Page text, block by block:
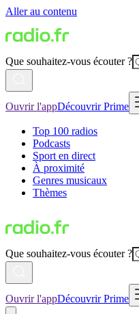
Aller au contenu
Que souhaitez-vous écouter ?
Ouvrir l'appDécouvrir Prime
Top 100 radios
Podcasts
Sport en direct
À proximité
Genres musicaux
Thèmes
Que souhaitez-vous écouter ?
Ouvrir l'appDécouvrir Prime